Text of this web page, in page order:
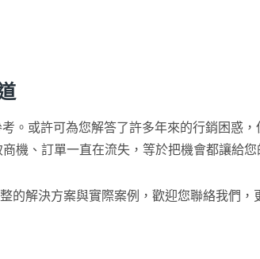
。或許可為您解答了許多年來的行銷困惑
機、訂單一直在流失，等於把機會都讓給您
的解決方案與實際案例，歡迎您聯絡我們，